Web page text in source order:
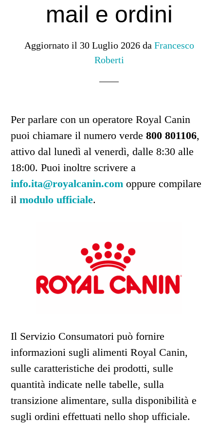
mail e ordini
Aggiornato il 30 Luglio 2026da Francesco
Roberti
Per parlare con un operatore Royal Canin
puoi chiamare il numero verde800 801106,
attivo dal lunedì al venerdì, dalle 8:30 alle
18:00. Puoi inoltre scrivere a
info.ita@royalcanin.com oppure compilare
ilmodulo ufficiale.
Il Servizio Consumatori può fornire
informazioni sugli alimenti Royal Canin,
sulle caratteristiche dei prodotti, sulle
quantità indicate nelle tabelle, sulla
transizione alimentare, sulla disponibilità e
sugli ordini effettuati nello shop ufficiale.